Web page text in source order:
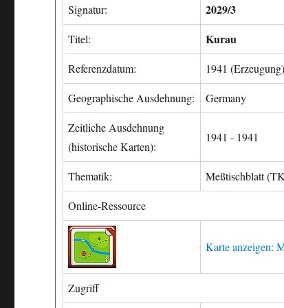
Signatur: 2029/3
Titel: Kurau
Referenzdatum: 1941 (Erzeugung)
Geographische Ausdehnung: Germany
Zeitliche Ausdehnung
(historische Karten):
1941 - 1941
Thematik: Meßtischblatt
Online-Ressource
Karte anzeigen:
Zugriff